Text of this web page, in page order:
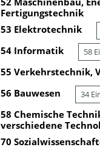
Fertigungstechnik
53 Elektrotechnik
54 Informatik 58
55 Verkehrstechnik,
56 Bauwesen 34
58 Chemische
verschiedene
70